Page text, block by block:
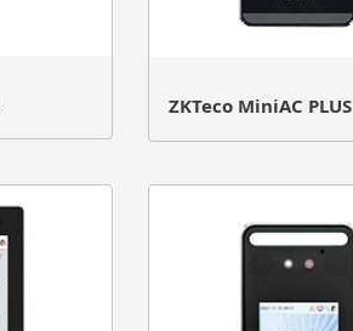
ZKTeco MiniAC PLUS